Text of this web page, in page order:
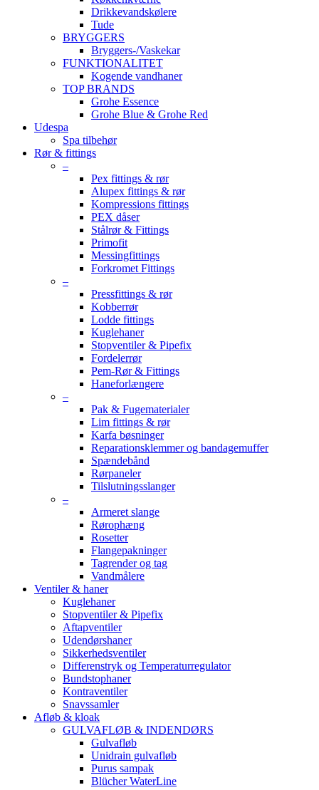
Drikkevandskølere
Tude
BRYGGERS
Bryggers-/Vaskekar
FUNKTIONALITET
Kogende vandhaner
TOP BRANDS
Grohe Essence
Grohe Blue & Grohe Red
Udespa
Spa tilbehør
Rør & fittings
–
Pex fittings & rør
Alupex fittings & rør
Kompressions fittings
PEX dåser
Stålrør & Fittings
Primofit
Messingfittings
Forkromet Fittings
–
Pressfittings & rør
Kobberrør
Lodde fittings
Kuglehaner
Stopventiler & Pipefix
Fordelerrør
Pem-Rør & Fittings
Haneforlængere
–
Pak & Fugematerialer
Lim fittings & rør
Karfa bøsninger
Reparationsklemmer og bandagemuffer
Spændebånd
Rørpaneler
Tilslutningsslanger
–
Armeret slange
Rørophæng
Rosetter
Flangepakninger
Tagrender og tag
Vandmålere
Ventiler & haner
Kuglehaner
Stopventiler & Pipefix
Aftapventiler
Udendørshaner
Sikkerhedsventiler
Differenstryk og Temperaturregulator
Bundstophaner
Kontraventiler
Snavssamler
Afløb & kloak
GULVAFLØB & INDENDØRS
Gulvafløb
Unidrain gulvafløb
Purus sampak
Blücher WaterLine